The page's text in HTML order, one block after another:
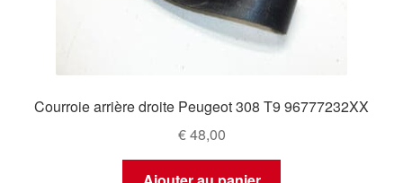
Courroie arrière droite Peugeot 308 T9 96777232XX
€48,00